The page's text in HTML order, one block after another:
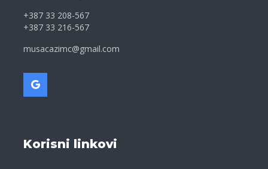
+387 33 208-567
+387 33 216-567
musacazimc@gmail.com
Korisni linkovi